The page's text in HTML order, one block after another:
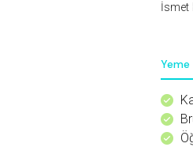
İsmet
^
^
^